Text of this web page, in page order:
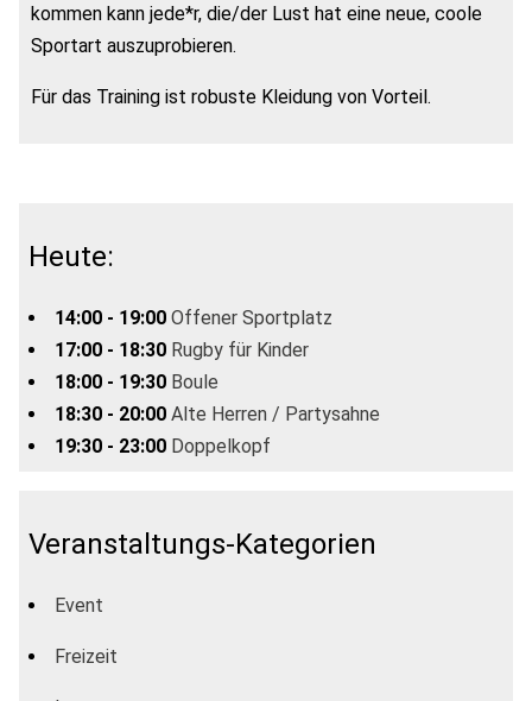
kommen kann jede*r, die/der Lust hat eine neue, coole
Sportart auszuprobieren.
Für das Training ist robuste Kleidung von Vorteil.
Heute:
14:00 - 19:00 Offener Sportplatz
17:00 - 18:30 Rugby für Kinder
18:00 - 19:30 Boule
18:30 - 20:00 Alte Herren / Partysahne
19:30 - 23:00 Doppelkopf
Veranstaltungs-Kategorien
Event
Freizeit